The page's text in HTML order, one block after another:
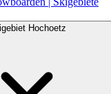
Hochoetz